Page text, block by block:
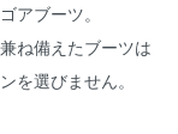
アブーツ。
ね備えたブーツは
を選びません。